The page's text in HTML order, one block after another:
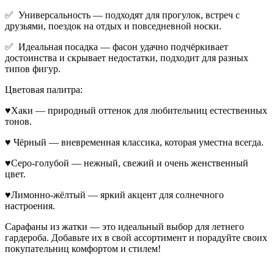
✅ Универсальность — подходят для прогулок, встреч с
друзьями, поездок на отдых и повседневной носки.
✅ Идеальная посадка — фасон удачно подчёркивает
достоинства и скрывает недостатки, подходит для разных
типов фигур.
Цветовая палитра:
♥Хаки — природный оттенок для любительниц естественных
тонов.
♥ Чёрный — вневременная классика, которая уместна всегда.
♥Серо-голубой — нежный, свежий и очень женственный
цвет.
♥Лимонно-жёлтый — яркий акцент для солнечного
настроения.
Сарафаны из жатки — это идеальный выбор для летнего
гардероба. Добавьте их в свой ассортимент и порадуйте своих
покупательниц комфортом и стилем!